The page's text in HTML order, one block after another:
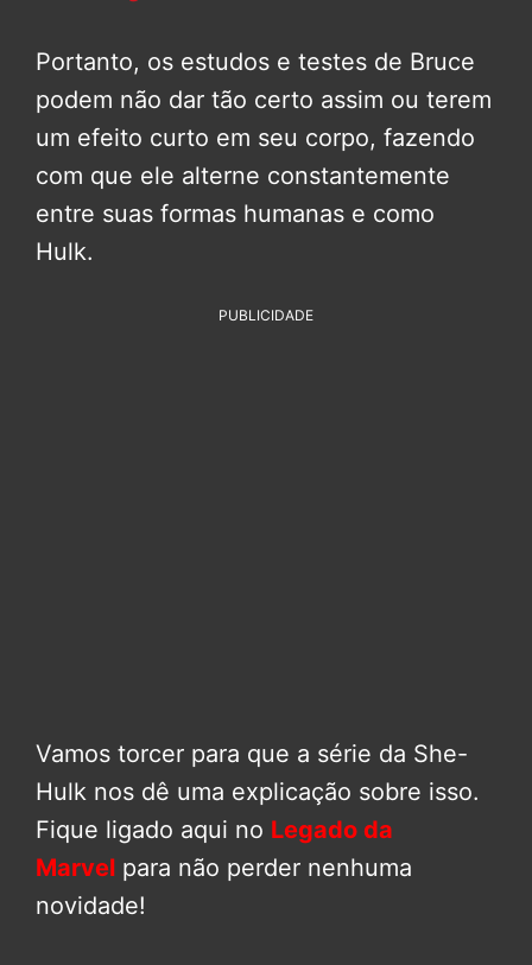
Portanto, os estudos e testes de Bruce
podem não dar tão certo assim ou terem
um efeito curto em seu corpo, fazendo
com que ele alterne constantemente
entre suas formas humanas e como
Hulk.
PUBLICIDADE
Vamos torcer para que a série da She-
Hulk nos dê uma explicação sobre isso.
Fique ligado aqui no Legado da
Marvel para não perder nenhuma
novidade!